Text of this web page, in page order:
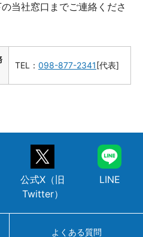
当社窓口までご連絡くださ
TEL： 098-877-2341[代表]
公式X（旧
Twitter）
LINE
よくある質問